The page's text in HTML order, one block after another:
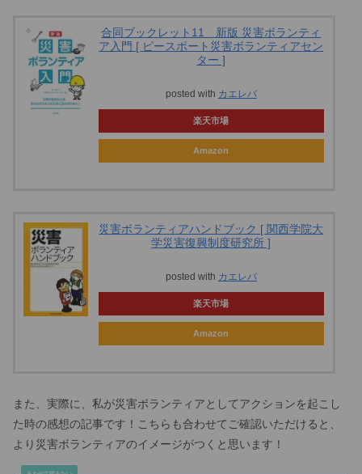
合同ブックレット11 新版 災害ボランティ
ア入門 [ ピースボート災害ボランティアセン
ター ]
posted with カエレバ
楽天市場
Amazon
災害ボランティアハンドブック [ 関西学院大
学災害復興制度研究所 ]
posted with カエレバ
楽天市場
Amazon
また、実際に、私が災害ボランティアとしてアクションを起こし
た時の感想の記事です！こちらも合わせてご確認いただけると、
より災害ボランティアのイメージがつくと思います！